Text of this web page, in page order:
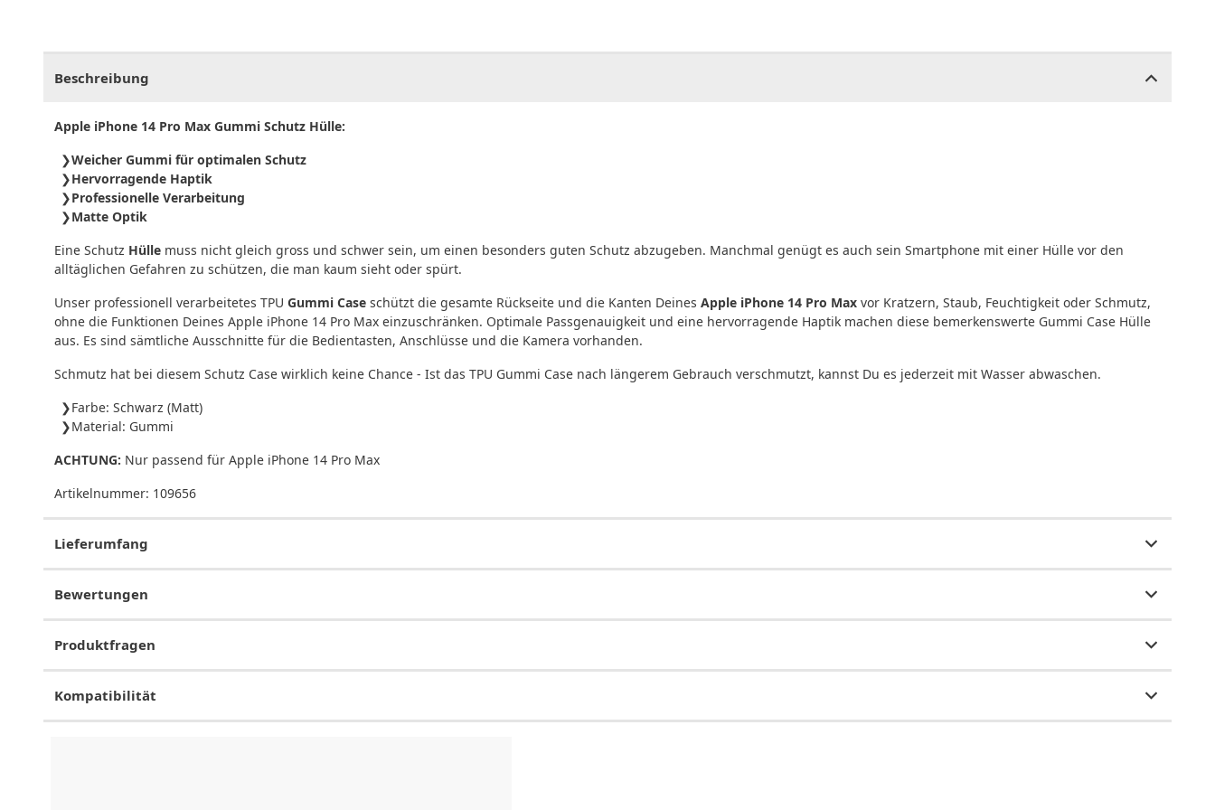
Beschreibung
Apple iPhone 14 Pro Max Gummi Schutz Hülle:
Weicher Gummi für optimalen Schutz
Hervorragende Haptik
Professionelle Verarbeitung
Matte Optik
Eine Schutz Hülle muss nicht gleich gross und schwer sein, um einen besonders guten Schutz abzugeben. Manchmal genügt es auch sein Smartphone mit einer Hülle vor den
alltäglichen Gefahren zu schützen, die man kaum sieht oder spürt.
Unser professionell verarbeitetes TPU Gummi Case schützt die gesamte Rückseite und die Kanten Deines Apple iPhone 14 Pro Max vor Kratzern, Staub, Feuchtigkeit oder Schmutz,
ohne die Funktionen Deines Apple iPhone 14 Pro Max einzuschränken. Optimale Passgenauigkeit und eine hervorragende Haptik machen diese bemerkenswerte Gummi Case Hülle
aus. Es sind sämtliche Ausschnitte für die Bedientasten, Anschlüsse und die Kamera vorhanden.
Schmutz hat bei diesem Schutz Case wirklich keine Chance - Ist das TPU Gummi Case nach längerem Gebrauch verschmutzt, kannst Du es jederzeit mit Wasser abwaschen.
Farbe: Schwarz (Matt)
Material: Gummi
ACHTUNG: Nur passend für Apple iPhone 14 Pro Max
Artikelnummer: 109656
Lieferumfang
Bewertungen
Produktfragen
Kompatibilität